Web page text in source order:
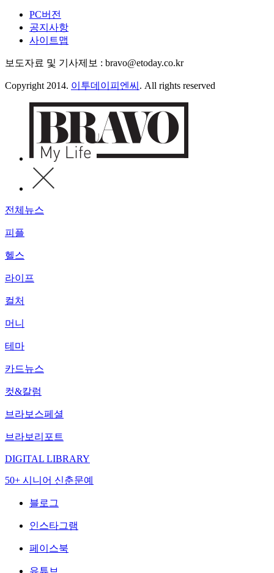
PC버전
공지사항
사이트맵
보도자료 및 기사제보 : bravo@etoday.co.kr
Copyright 2014. 이투데이피엔씨 . All rights reserved
전체뉴스
피플
헬스
라이프
컬처
머니
테마
카드뉴스
컷&칼럼
브라보스페셜
브라보리포트
DIGITAL LIBRARY
50+ 시니어 신춘문예
블로그
인스타그램
페이스북